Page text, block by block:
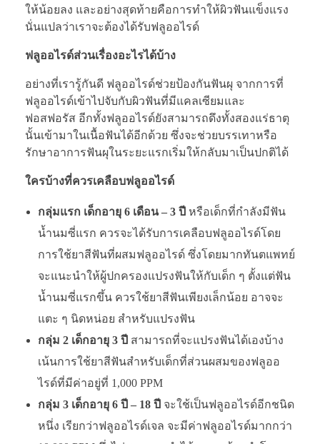
ให้น้อยลง และอย่างสุดท้ายคือการทำให้ผิวฟันแข็งแรง
นั่นแปลว่าเราจะต้องได้รับฟลูออไรด์
ฟลูออไรด์ส่วนเรื่องอะไรได้บ้าง
อย่างที่เรารู้กันดี ฟลูออไรด์ช่วยป้องกันฟันผุ จากการที่
ฟลูออไรด์เข้าไปจับกับผิวฟันที่มีแคลเซียมและ
ฟอสฟอรัส อีกทั้งฟลูออไรด์ยังสามารถดึงทั้งสองแร่ธาตุ
นั้นเข้ามาในเนื้อฟันได้อีกด้วย ซึ่งจะช่วยบรรเทาหรือ
รักษาอาการฟันผุในระยะแรกเริ่มให้กลับมาเป็นปกติได้
ใครบ้างที่ควรเคลือบฟลูออไรด์
กลุ่มแรก เด็กอายุ 6 เดือน – 3 ปี หรือเด็กที่กำลังมีฟัน
น้ำนมซี่แรก ควรจะได้รับการเคลือบฟลูออไรด์โดย
การใช้ยาสีฟันที่ผสมฟลูออไรด์ ซึ่งโดยมากทันตแพทย์
จะแนะนำให้ผู้ปกครองแปรงฟันให้กับเด็ก ๆ ตั้งแต่ฟัน
น้ำนมซี่แรกขึ้น ควรใช้ยาสีฟันเพียงเล็กน้อย อาจจะ
แตะ ๆ นิดหน่อย สำหรับแปรงฟัน
กลุ่ม 2 เด็กอายุ 3 ปี สามารถที่จะแปรงฟันได้เองบ้าง
เน้นการใช้ยาสีฟันสำหรับเด็กที่ส่วนผสมของฟลูออ
ไรด์ที่มีค่าอยู่ที่ 1,000 PPM
กลุ่ม 3 เด็กอายุ 6 ปี – 18 ปี จะใช้เป็นฟลูออไรด์อีกชนิด
หนึ่ง เรียกว่าฟลูออไรด์เจล จะมีค่าฟลูออไรด์มากกว่า